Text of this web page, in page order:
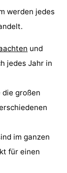
werden jedes
und
jedes Jahr in
die großen
im ganzen
für einen